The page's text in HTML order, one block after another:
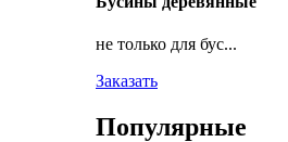
не только для бус...
Заказать
Популярные